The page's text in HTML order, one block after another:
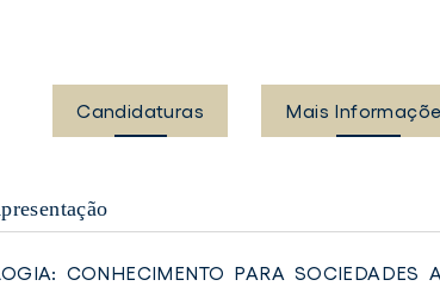
Candidaturas Mais
CONHECIMENTO PARA SOCIEDADES